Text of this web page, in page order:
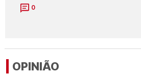
0
OPINIÃO